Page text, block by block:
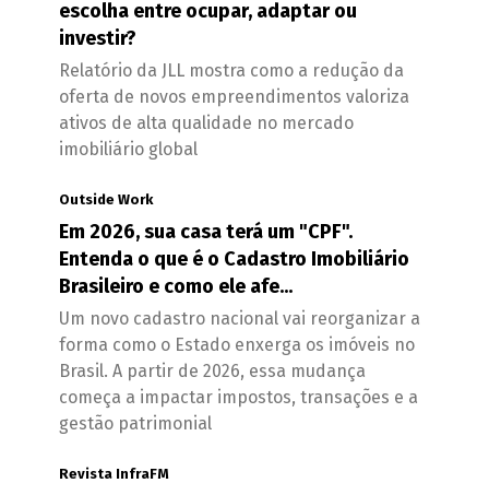
escolha entre ocupar, adaptar ou
investir?
Relatório da JLL mostra como a redução da
oferta de novos empreendimentos valoriza
ativos de alta qualidade no mercado
imobiliário global
Outside Work
Em 2026, sua casa terá um "CPF".
Entenda o que é o Cadastro Imobiliário
Brasileiro e como ele afe...
Um novo cadastro nacional vai reorganizar a
forma como o Estado enxerga os imóveis no
Brasil. A partir de 2026, essa mudança
começa a impactar impostos, transações e a
gestão patrimonial
Revista InfraFM